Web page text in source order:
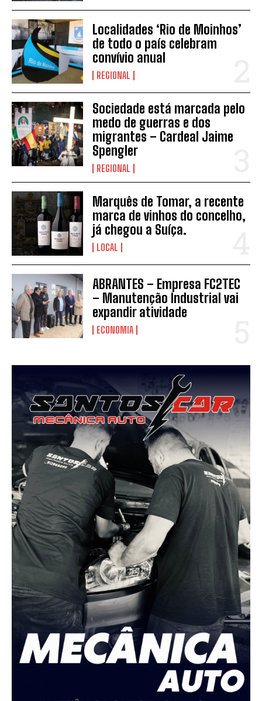
INSCREVER
Localidades ‘Rio de Moinhos’
de todo o país celebram
convívio anual
REGIONAL
Sociedade está marcada pelo
medo de guerras e dos
migrantes – Cardeal Jaime
Spengler
REGIONAL
Marquês de Tomar, a recente
marca de vinhos do concelho,
já chegou a Suíça.
LOCAL
ABRANTES – Empresa FC2TEC
– Manutenção Industrial vai
expandir atividade
ECONOMIA